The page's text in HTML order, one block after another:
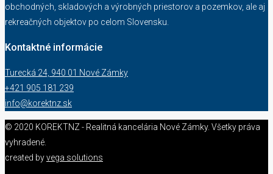
obchodných, skladových a výrobných priestorov a pozemkov, ale aj
rekreačných objektov po celom Slovensku.
Kontaktné informácie
Turecká 24, 940 01 Nové Zámky
+421 905 181 239
info@korektnz.sk
© 2020 KOREKTNZ - Realitná kancelária Nové Zámky. Všetky práva
vyhradené.
created byvega solutions